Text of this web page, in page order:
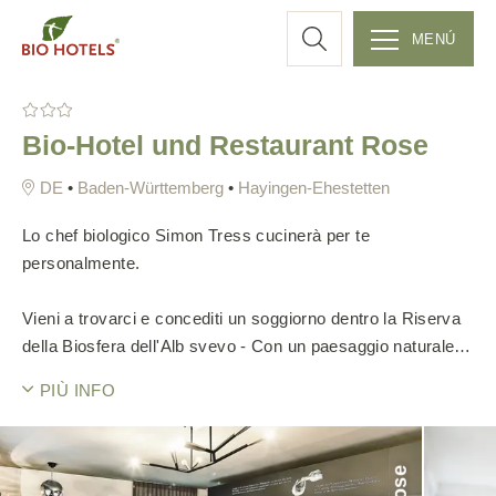
t
a
MENÚ
Bio-Hotel und Restaurant Rose
• Baden-Württemberg • Hayingen-Ehestetten
Lo chef biologico Simon Tress cucinerà per te
personalmente.
Vieni a trovarci e concediti un soggiorno dentro la Riserva
della Biosfera dell'Alb svevo - Con un paesaggio naturale
pulita, lasciandoti viziare dal bio-chef, Simon Tress.
PIÙ INFO